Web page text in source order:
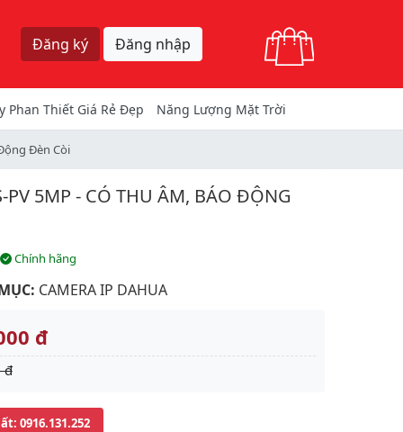
Đăng ký Đăng nhập
Phan Thiết Giá Rẻ Đẹp Năng Lượng Mặt Trời
Đèn Còi
5MP - CÓ THU ÂM, BÁO ĐỘNG
Chính hãng
CAMERA IP DAHUA
đ
đ
: 0916.131.252